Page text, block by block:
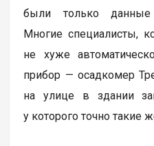
были только данные
Многие специалисты,
не хуже
прибор — осадкомер
на улице в здании
у которого точно такие